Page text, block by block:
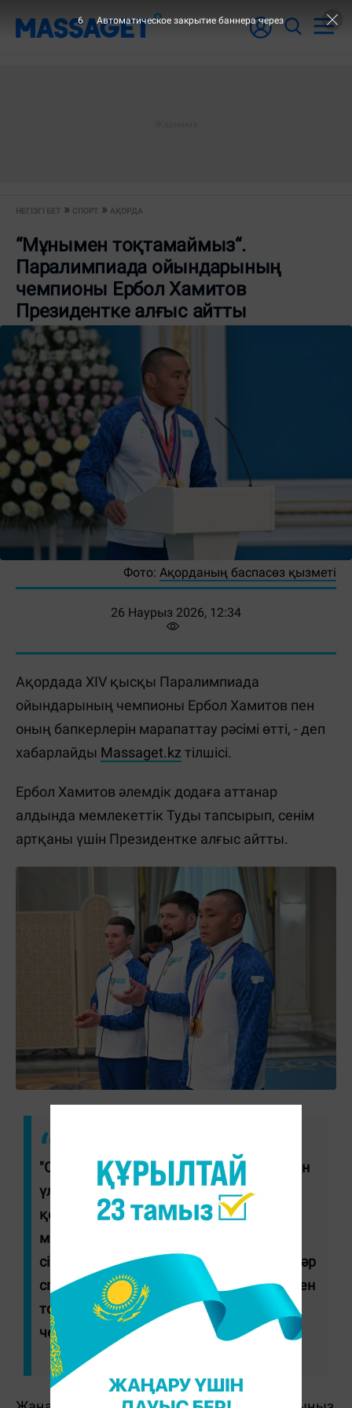
НЕГІЗГІ БЕТ СПОРТ АҚОРДА
“Мұнымен тоқтамаймыз“.
Паралимпиада ойындарының
чемпионы Ербол Хамитов
Президентке алғыс айтты
Фото: Ақорданың баспасөз қызметі
26 Наурыз 2026, 12:34
Ақордада ХІV қысқы Паралимпиада
ойындарының чемпионы Ербол Хамитов пен
оның бапкерлерін марапаттау рәсімі өтті, - деп
хабарлайды Massaget.kz тілшісі.
Ербол Хамитов әлемдік додаға аттанар
алдында мемлекеттік Туды тапсырып, сенім
артқаны үшін Президентке алғыс айтты.
"Осы Паралимпиада ойындары мен үшін
үлкен жауапкершілік болды. Сіздің
қолдауыңызбен жеңіске жеттік. Бұған
мамандардың және бапкерлердің
сіңірген еңбегі зор. Сіздің қолдауыңыз әр
спортшыға күш-қуат береді. Біз мұнымен
тоқтамаймыз", – деді Паралимпиада
чемпионы.
6 Автоматическое закрытие баннера через